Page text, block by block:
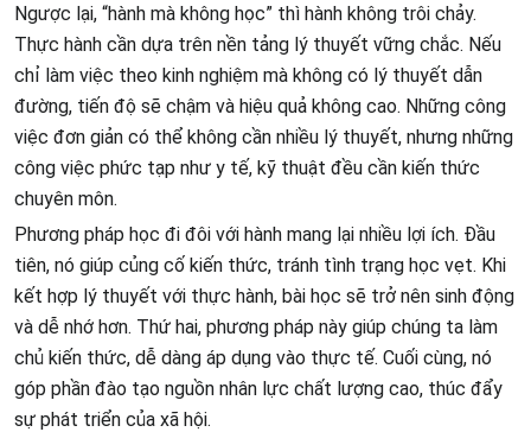
Ngược lại, “hành mà không học” thì hành không trôi chảy.
Thực hành cần dựa trên nền tảng lý thuyết vững chắc. Nếu
chỉ làm việc theo kinh nghiệm mà không có lý thuyết dẫn
đường, tiến độ sẽ chậm và hiệu quả không cao. Những công
việc đơn giản có thể không cần nhiều lý thuyết, nhưng những
công việc phức tạp như y tế, kỹ thuật đều cần kiến thức
chuyên môn.
Phương pháp học đi đôi với hành mang lại nhiều lợi ích. Đầu
tiên, nó giúp củng cố kiến thức, tránh tình trạng học vẹt. Khi
kết hợp lý thuyết với thực hành, bài học sẽ trở nên sinh động
và dễ nhớ hơn. Thứ hai, phương pháp này giúp chúng ta làm
chủ kiến thức, dễ dàng áp dụng vào thực tế. Cuối cùng, nó
góp phần đào tạo nguồn nhân lực chất lượng cao, thúc đẩy
sự phát triển của xã hội.